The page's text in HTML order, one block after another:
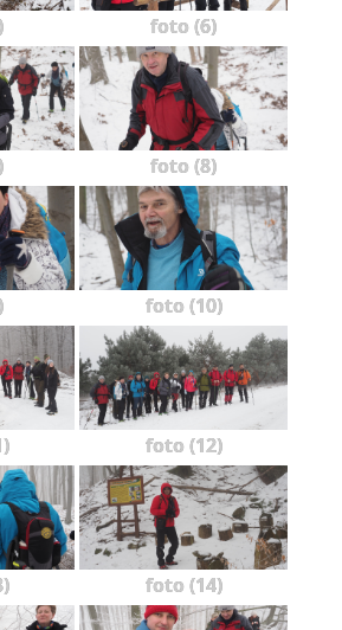
foto (6)
foto (8)
foto (10)
foto (12)
foto (14)